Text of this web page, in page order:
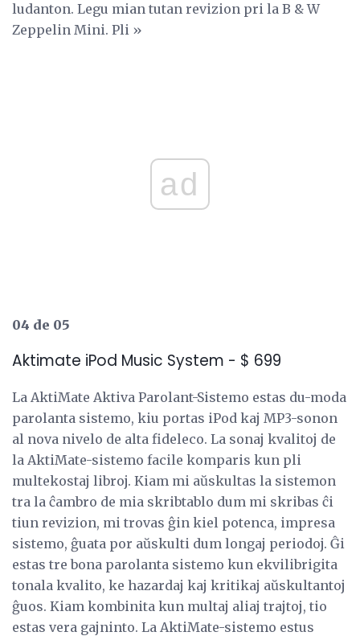
ludanton. Legu mian tutan revizion pri la B & W
Zeppelin Mini. Pli »
ad
04 de 05
Aktimate iPod Music System - $ 699
La AktiMate Aktiva Parolant-Sistemo estas du-moda
parolanta sistemo, kiu portas iPod kaj MP3-sonon
al nova nivelo de alta fideleco. La sonaj kvalitoj de
la AktiMate-sistemo facile komparis kun pli
multekostaj libroj. Kiam mi aŭskultas la sistemon
tra la ĉambro de mia skribtablo dum mi skribas ĉi
tiun revizion, mi trovas ĝin kiel potenca, impresa
sistemo, ĝuata por aŭskulti dum longaj periodoj. Ĝi
estas tre bona parolanta sistemo kun ekvilibrigita
tonala kvalito, ke hazardaj kaj kritikaj aŭskultantoj
ĝuos. Kiam kombinita kun multaj aliaj trajtoj, tio
estas vera gajninto. La AktiMate-sistemo estus